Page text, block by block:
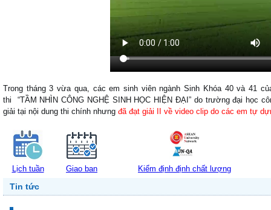
Trong tháng 3 vừa qua, các em sinh viên ngành Sinh Khóa 40 và 41
thi “TẦM NHÌN CÔNG NGHỆ SINH HỌC HIỆN ĐẠI” do trường đại học
giải tại nội dung thi chính nhưng đã đạt giải II về video clip do các em tự
Lịch tuần Giao ban Kiểm định định chất lượng
Tin tức